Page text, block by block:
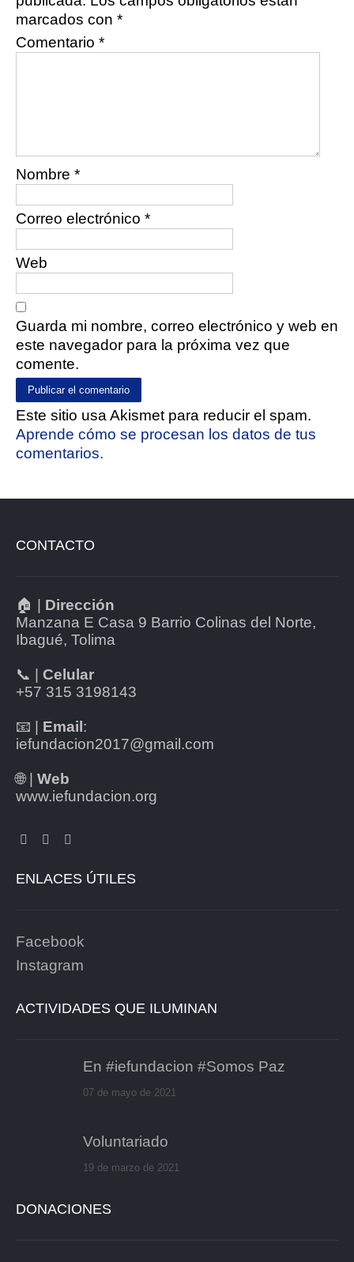
marcados con *
Comentario *
Nombre *
Correo electrónico *
Web
Guarda mi nombre, correo electrónico y web en
este navegador para la próxima vez que
comente.
Este sitio usa Akismet para reducir el spam.
Aprende cómo se procesan los datos de tus
comentarios.
CONTACTO
🏠 | Dirección
Manzana E Casa 9 Barrio Colinas del Norte,
Ibagué, Tolima
📞 | Celular
+57 315 3198143
📧 | Email :
iefundacion2017@gmail.com
🌐 | Web
www.iefundacion.org
ENLACES ÚTILES
Facebook
Instagram
ACTIVIDADES QUE ILUMINAN
En #iefundacion #Somos Paz
07 de mayo de 2021
Voluntariado
19 de marzo de 2021
DONACIONES